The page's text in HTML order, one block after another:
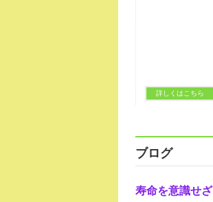
詳しくはこちら
ブログ
寿命を意識せ